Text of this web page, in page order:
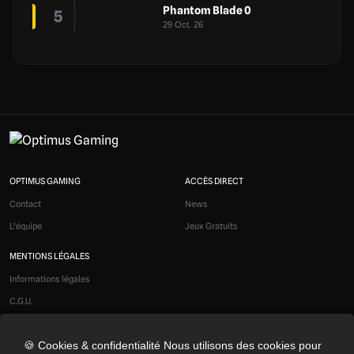
5 Phantom Blade 0
29 Oct. 26
OPTIMUS GAMING
Contact
L'équipe
ACCÈS DIRECT
News
Jeux Gratuits
MENTIONS LÉGALES
Informations légales
C.G.U.
Modération
🍪 Cookies & confidentialité Nous utilisons des cookies pour